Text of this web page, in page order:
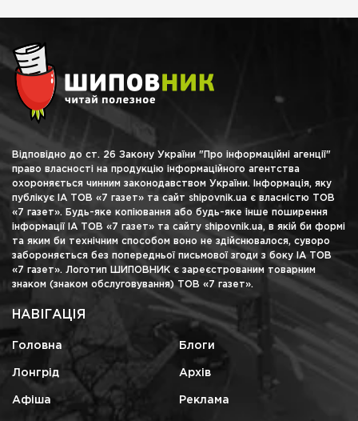
Відповідно до ст. 26 Закону України "Про інформаційні агенції"
право власності на продукцію інформаційного агентства
охороняється чинним законодавством України. Інформація, яку
публікує ІА ТОВ «7 газет» та сайт shipovnik.ua є власністю ТОВ
«7 газет». Будь-яке копіювання або будь-яке інше поширення
інформації ІА ТОВ «7 газет» та сайту shipovnik.ua, в якій би формі
та яким би технічним способом воно не здійснювалося, суворо
забороняється без попередньої письмової згоди з боку ІА ТОВ
«7 газет». Логотип ШИПОВНИК є зареєстрованим товарним
знаком (знаком обслуговування) ТОВ «7 газет».
НАВІГАЦІЯ
Головна Блоги
Лонгрід Архів
Афіша Реклама